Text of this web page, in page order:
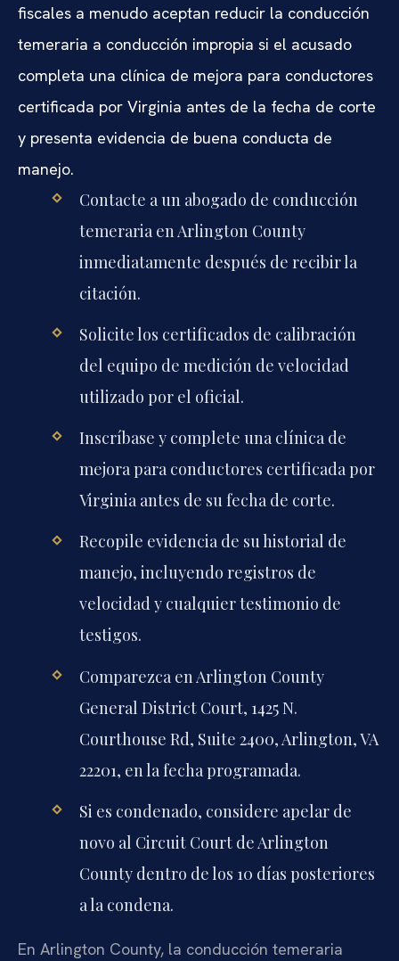
fiscales a menudo aceptan reducir la conducción
temeraria a conducción impropia si el acusado
completa una clínica de mejora para conductores
certificada por Virginia antes de la fecha de corte
y presenta evidencia de buena conducta de
manejo.
Contacte a un abogado de conducción
temeraria en Arlington County
inmediatamente después de recibir la
citación.
Solicite los certificados de calibración
del equipo de medición de velocidad
utilizado por el oficial.
Inscríbase y complete una clínica de
mejora para conductores certificada por
Virginia antes de su fecha de corte.
Recopile evidencia de su historial de
manejo, incluyendo registros de
velocidad y cualquier testimonio de
testigos.
Comparezca en Arlington County
General District Court, 1425 N.
Courthouse Rd, Suite 2400, Arlington, VA
22201, en la fecha programada.
Si es condenado, considere apelar de
novo al Circuit Court de Arlington
County dentro de los 10 días posteriores
a la condena.
En Arlington County, la conducción temeraria